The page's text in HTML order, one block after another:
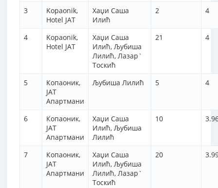
3
Kopaonik,
Hotel JAT
Хаџи Саша
Илић
2 4
4
Kopaonik,
Hotel JAT
Хаџи Саша
Илић, Љубиша
Лилић, Лазар`
Тоскић
21 4
5
Копаоник,
ЈАТ
Апартмани
Љубиша Лилић 5 4
6
Копаоник,
ЈАТ
Апартмани
Хаџи Саша
Илић, Љубиша
Лилић
10
7
Копаоник,
ЈАТ
Апартмани
Хаџи Саша
Илић, Љубиша
Лилић, Лазар`
Тоскић
20